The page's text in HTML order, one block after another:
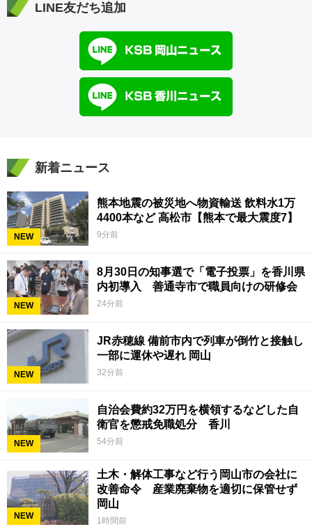
LINE友だち追加
新着ニュース
NEW
熊本地震の被災地へ物資輸送 飲料水1万
4400本など 高松市【熊本で最大震度7】
9分前
NEW
8月30日の知事選で「電子投票」を香川県
内初導入 善通寺市で職員向けの研修会
24分前
NEW
JR赤穂線 備前市内で列車が倒竹と接触し
一部に運休や遅れ 岡山
32分前
NEW
自治会費約32万円を横領するなどした自
衛官を懲戒免職処分 香川
54分前
NEW
土木・解体工事など行う岡山市の会社に
改善命令 産業廃棄物を適切に保管せず
岡山
1時間前